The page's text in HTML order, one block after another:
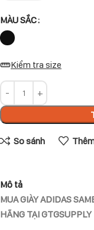
MÀU SẮC
Kiểm tra size
So sánh
Mô tả
MUA GIÀY ADIDAS
HÃNG TẠI GTGSUPPLY